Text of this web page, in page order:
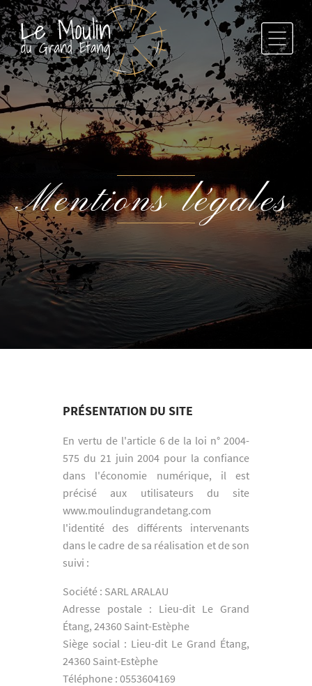
Mentions légales
PRÉSENTATION DU SITE
En vertu de l'article 6 de la loi n° 2004-
575 du 21 juin 2004 pour la confiance
dans l'économie numérique, il est
précisé aux utilisateurs du site
www.moulindugrandetang.com
l'identité des différents intervenants
dans le cadre de sa réalisation et de son
suivi :
Société : SARL ARALAU
Adresse postale : Lieu-dit Le Grand
Étang, 24360 Saint-Estèphe
Siège social : Lieu-dit Le Grand Étang,
24360 Saint-Estèphe
Téléphone : 0553604169